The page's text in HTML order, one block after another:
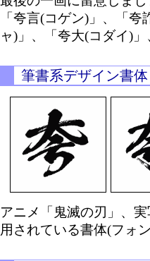
「夸言(コゲン)」、「
ャ)」、「夸大(コダイ)」
筆書系デザイン書体
アニメ「鬼滅の刃」、
用されている書体(フォ